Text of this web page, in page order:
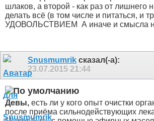
шлаков, а второй - как раз от лишнего
делать всё (в том числе и питаться, и
УДОВОЛЬСТВИЕМ А иначе и смысла
Snusmumrik сказал(-а):
23.07.2015 21:44
Девы, есть ли у кого опыт очистки
после приёма сильнодействующих